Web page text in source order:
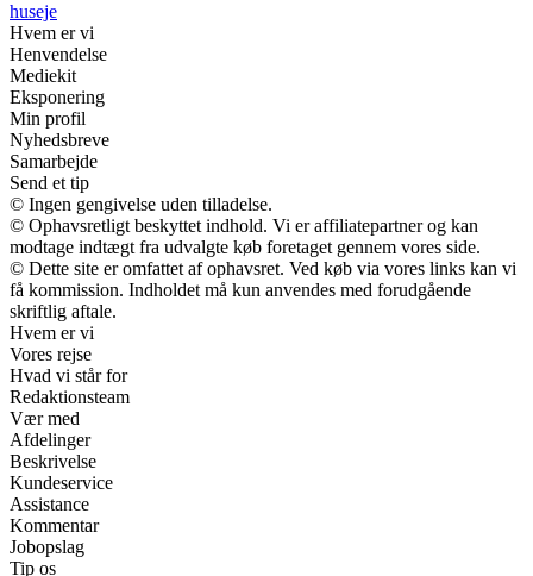
huseje
Hvem er vi
Henvendelse
Mediekit
Eksponering
Min profil
Nyhedsbreve
Samarbejde
Send et tip
© Ingen gengivelse uden tilladelse.
© Ophavsretligt beskyttet indhold. Vi er affiliatepartner og kan
modtage indtægt fra udvalgte køb foretaget gennem vores side.
© Dette site er omfattet af ophavsret. Ved køb via vores links kan vi
få kommission. Indholdet må kun anvendes med forudgående
skriftlig aftale.
Hvem er vi
Vores rejse
Hvad vi står for
Redaktionsteam
Vær med
Afdelinger
Beskrivelse
Kundeservice
Assistance
Kommentar
Jobopslag
Tip os